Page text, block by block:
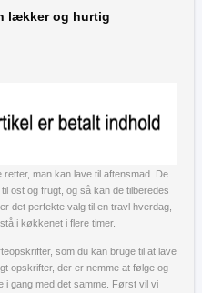
lækker og hurtig
man kan lave til aftensmad. De
ost og frugt, og så kan de tilberedes
det perfekte valg til en travl hverdag,
i køkkenet i flere timer.
som du kan bruge til at lave
opskrifter, der er nemme at følge og
gang med det samme. Først vil vi